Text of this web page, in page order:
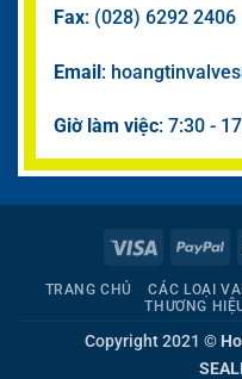
Fax: (028) 6292 2406
Email:
Giờ làm việc: 7:30 -
Visa
TRANG CHỦ CÁC LOẠI
THƯƠNG
Copyright 2021 ©